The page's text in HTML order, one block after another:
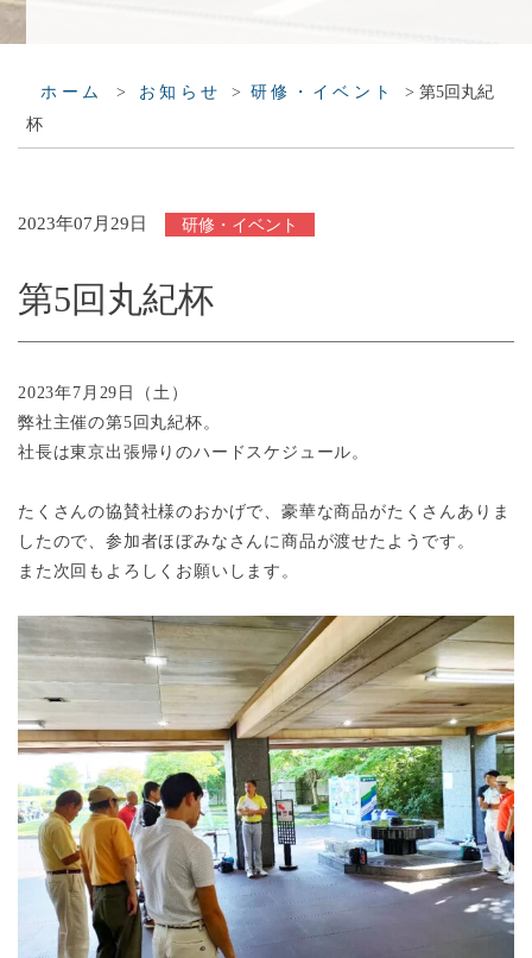
ホーム > お知らせ > 研修・イベント > 第5回丸紀
杯
2023年07月29日 研修・イベント
第5回丸紀杯
2023年7月29日（土）
弊社主催の第5回丸紀杯。
社長は東京出張帰りのハードスケジュール。
たくさんの協賛社様のおかげで、豪華な商品がたくさんありま
したので、参加者ほぼみなさんに商品が渡せたようです。
また次回もよろしくお願いします。